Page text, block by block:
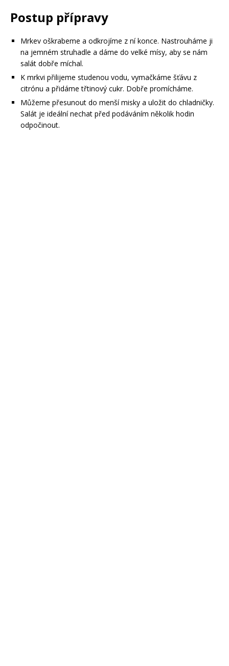
Postup přípravy
Mrkev oškrabeme a odkrojíme z ní konce. Nastrouháme ji
na jemném struhadle a dáme do velké mísy, aby se nám
salát dobře míchal.
K mrkvi přilijeme studenou vodu, vymačkáme šťávu z
citrónu a přidáme třtinový cukr. Dobře promícháme.
Můžeme přesunout do menší misky a uložit do chladničky.
Salát je ideální nechat před podáváním několik hodin
odpočinout.